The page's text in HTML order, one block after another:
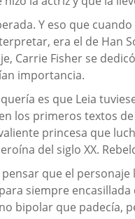
Y eso que
era el de Han
Carrie Fisher se
importancia.
es que Leia
los primeros textos
princesa que
del siglo XX.
que el
siempre
bipolar que padecía,